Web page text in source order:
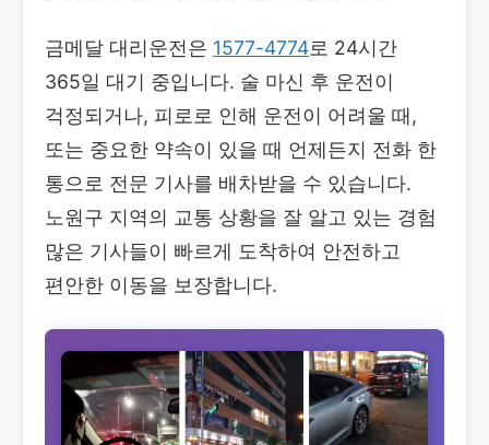
금메달 대리운전은 1577-4774로 24시간
365일 대기 중입니다. 술 마신 후 운전이
걱정되거나, 피로로 인해 운전이 어려울 때,
또는 중요한 약속이 있을 때 언제든지 전화 한
통으로 전문 기사를 배차받을 수 있습니다.
노원구 지역의 교통 상황을 잘 알고 있는 경험
많은 기사들이 빠르게 도착하여 안전하고
편안한 이동을 보장합니다.